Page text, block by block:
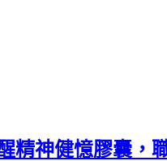
精神健憶膠囊，